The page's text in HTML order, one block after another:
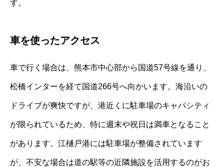
す。
車を使ったアクセス
車で行く場合は、熊本市中心部から国道57号線を通り、
松橋インターを経て国道266号へ向かいます。海沿いの
ドライブが爽快ですが、港近くに駐車場のキャパシティ
が限られているため、特に週末や祝日は満車となること
があります。江樋戸港には駐車場が整備されています
が、不安な場合は道の駅等の近隣施設を活用するのがお